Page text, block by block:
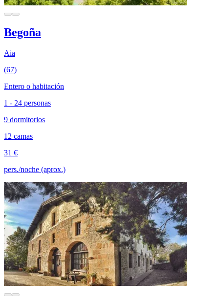
Begoña
Aia
(67)
Entero o habitación
1 - 24 personas
9 dormitorios
12 camas
31 €
pers./noche (aprox.)